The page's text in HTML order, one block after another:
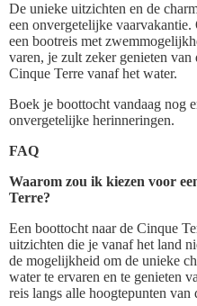
De unieke uitzichten en de
een onvergetelijke
een bootreis met
varen, je zult zeker genieten
Cinque Terre vanaf het water.
Boek je boottocht vandaag nog
onvergetelijke herinneringen.
FAQ
Waarom zou ik kiezen voor
Terre?
Een boottocht naar de Cinque
uitzichten die je vanaf het land
de mogelijkheid om de unieke
water te ervaren en te genieten
reis langs alle hoogtepunten van